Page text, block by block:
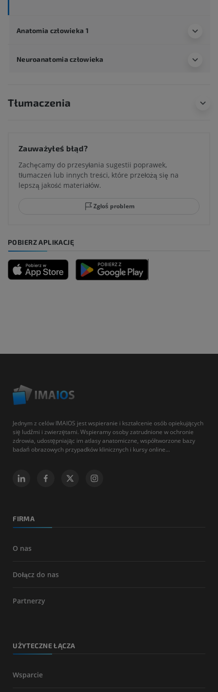
Anatomia człowieka 1
Neuroanatomia człowieka
Tłumaczenia
Zauważyłeś błąd?
Zachęcamy do przesyłania sugestii poprawek,
tłumaczeń lub innych treści, które przełożą się na
lepszą jakość materiałów.
Zgłoś problem
POBIERZ APLIKACJĘ
Jednym z celów IMAIOS jest wspieranie i kształcenie osób opiekujących
się ludźmi i zwierzętami. Wspieramy osoby zatrudnione w ochronie
zdrowia, udostępniając im atlasy anatomiczne, współtworzone bazy
badań obrazowych przypadków klinicznych i kursy online...
FIRMA
O nas
Dołącz do nas
Partnerzy
UŻYTECZNE ŁĄCZA
Wsparcie